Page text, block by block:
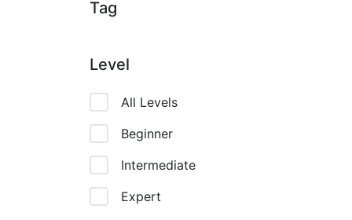
Tag
Level
All Levels
Beginner
Intermediate
Expert